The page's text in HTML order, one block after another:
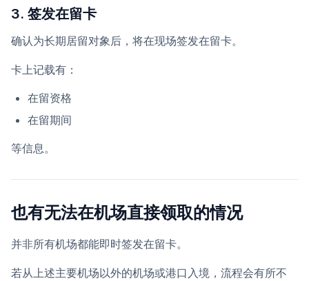
3. 签发在留卡
确认为长期居留对象后，将在现场签发在留卡。
卡上记载有：
在留资格
在留期间
等信息。
也有无法在机场直接领取的情况
并非所有机场都能即时签发在留卡。
若从上述主要机场以外的机场或港口入境，流程会有所不